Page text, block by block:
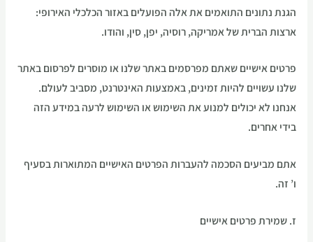
הגנת נתונים התואמים את אלה הפועלים באזור הכלכלי האירופי:
ארצות הברית של אמריקה, רוסיה, יפן, סין, והודו.
פרטים אישיים שאתם מפרסמים באתר שלנו או מוסרים לפרסום באתר
שלנו עשויים להיות זמינים, באמצעות האינטרנט, מסביב לעולם.
אנחנו לא יכולים למנוע את השימוש או השימוש לרעה במידע הזה
בידי אחרים.
אתם מביעים הסכמה להעברות הפרטים האישיים המתוארות בסעיף
ו’ זה.
ז. שמירת פרטים אישיים